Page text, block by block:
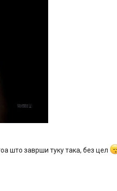
што заврши туку така, без цел